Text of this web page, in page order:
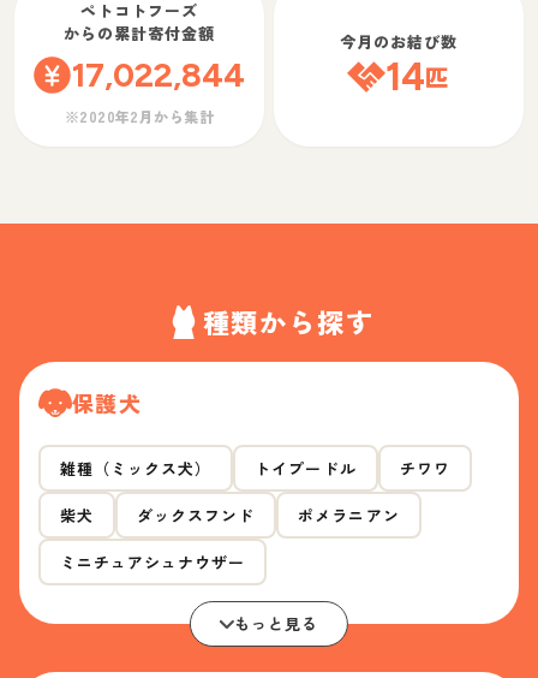
ペトコトフーズ
からの累計寄付金額
17,022,844
※2020年2月から集計
今月のお結び数
14匹
種類から探す
保護犬
雑種（ミックス犬） トイプードル チワワ
柴犬 ダックスフンド ポメラニアン
ミニチュアシュナウザー
もっと見る